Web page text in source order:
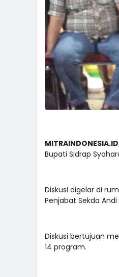
Bupati Sidrap
Diskusi digelar di
Penjabat Sekda
Diskusi bertujuan
14 program.